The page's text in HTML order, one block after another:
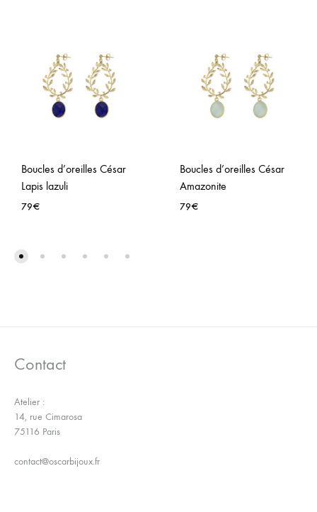
Boucles d’oreilles César
Lapis lazuli
79€
Boucles d’oreilles César
Amazonite
79€
Contact
Atelier :
14, rue Cimarosa
75116 Paris
contact@oscarbijoux.fr